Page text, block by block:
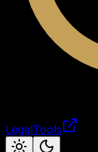
LegalTools